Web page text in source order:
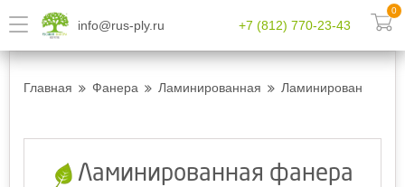
info@rus-ply.ru +7 (812) 770-23-43
0
Главная Фанера Ламинированная Ламинированная
Ламинированная фанера